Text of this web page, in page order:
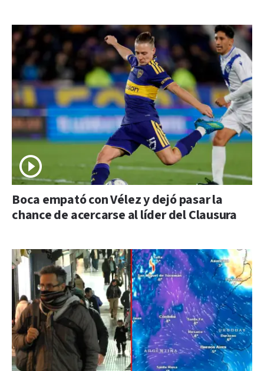
Boca empató con Vélez y dejó pasar la
chance de acercarse al líder del Clausura